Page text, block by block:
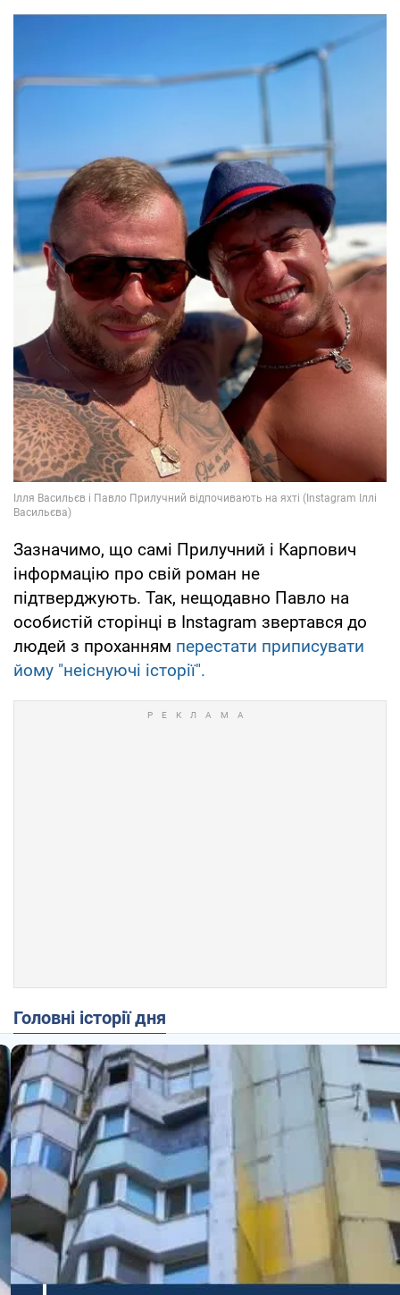
Зазначимо, що самі Прилучний і Карпович
інформацію про свій роман не
підтверджують. Так, нещодавно Павло на
особистій сторінці в Instagram звертався до
людей з проханням перестати приписувати
йому "неіснуючі історії".
Головні історії дня